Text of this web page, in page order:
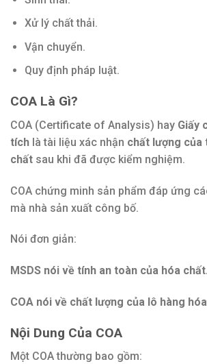
Xử lý chất thải.
Vận chuyển.
Quy định pháp luật.
COA Là Gì?
COA (Certificate of Analysis) hay Giấy
tích là tài liệu xác nhận chất lượng của
chất sau khi đã được kiểm nghiệm.
COA chứng minh sản phẩm đáp ứng
mà nhà sản xuất công bố.
Nói đơn giản:
MSDS nói về tính an toàn của hóa chất.
COA nói về chất lượng của lô hàng
Nội Dung Của COA
Một COA thường bao gồm: